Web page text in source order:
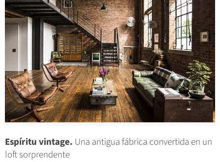
Espíritu vintage. Una antigua fábrica convertida en un
loft sorprendente